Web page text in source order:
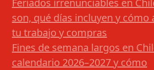
Feriados irrenunciables en
son, qué días incluyen y cómo
tu trabajo y compras
Fines de semana largos en
calendario 2026–2027 y cómo